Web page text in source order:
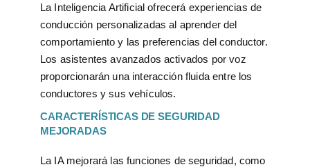
La Inteligencia Artificial ofrecerá experiencias de
conducción personalizadas al aprender del
comportamiento y las preferencias del conductor.
Los asistentes avanzados activados por voz
proporcionarán una interacción fluida entre los
conductores y sus vehículos.
CARACTERÍSTICAS DE SEGURIDAD
MEJORADAS
La IA mejorará las funciones de seguridad, como